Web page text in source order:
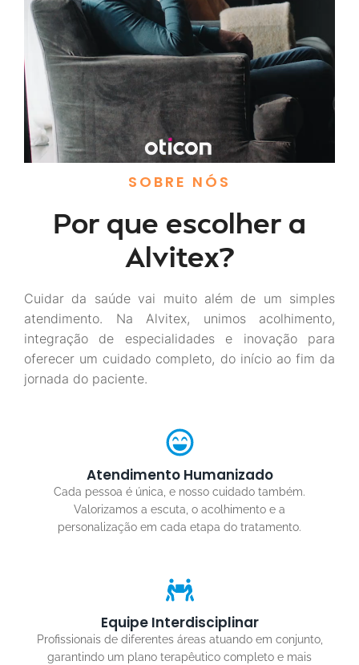
SOBRE NÓS
Por que escolher a
Alvitex?
Cuidar da saúde vai muito além de um simples
atendimento. Na Alvitex, unimos acolhimento,
integração de especialidades e inovação para
oferecer um cuidado completo, do início ao fim da
jornada do paciente.
Atendimento Humanizado
Cada pessoa é única, e nosso cuidado também.
Valorizamos a escuta, o acolhimento e a
personalização em cada etapa do tratamento.
Equipe Interdisciplinar
Profissionais de diferentes áreas atuando em conjunto,
garantindo um plano terapêutico completo e mais